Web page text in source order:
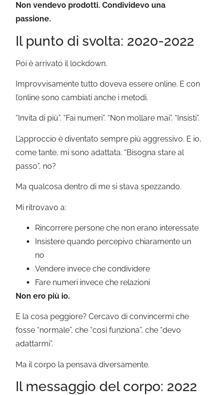
Non vendevo prodotti. Condividevo una
passione.
Il punto di svolta: 2020-2022
Poi è arrivato il lockdown.
Improvvisamente tutto doveva essere online. E con
l’online sono cambiati anche i metodi.
“Invita di più”. “Fai numeri”. “Non mollare mai”. “Insisti”.
L’approccio è diventato sempre più aggressivo. E io,
come tante, mi sono adattata. “Bisogna stare al
passo”, no?
Ma qualcosa dentro di me si stava spezzando.
Mi ritrovavo a:
Rincorrere persone che non erano interessate
Insistere quando percepivo chiaramente un
no
Vendere invece che condividere
Fare numeri invece che relazioni
Non ero più io.
E la cosa peggiore? Cercavo di convincermi che
fosse “normale”, che “così funziona”, che “devo
adattarmi”.
Ma il corpo la pensava diversamente.
Il messaggio del corpo: 2022